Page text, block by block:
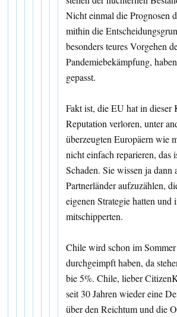
Nicht einmal die Prognosen
mithin die
besonders teures Vorgehen
Pandemiebekämpfung,
gepasst.
Fakt ist, die EU hat in dieser
Reputation verloren, unter
überzeugten Europäern wie
nicht einfach reparieren, das
Schaden. Sie wissen ja dann
Partnerländer aufzuzählen,
eigenen Strategie hatten und
mitschipperten.
Chile wird schon im
durchgeimpft haben, da
bie 5%. Chile, lieber
seit 30 Jahren wieder eine
über den Reichtum und die